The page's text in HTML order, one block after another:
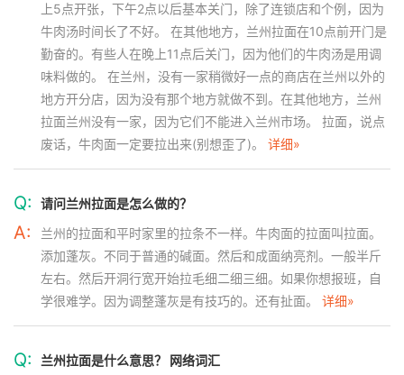
上5点开张，下午2点以后基本关门，除了连锁店和个例，因为
牛肉汤时间长了不好。 在其他地方，兰州拉面在10点前开门是
勤奋的。有些人在晚上11点后关门，因为他们的牛肉汤是用调
味料做的。 在兰州，没有一家稍微好一点的商店在兰州以外的
地方开分店，因为没有那个地方就做不到。在其他地方，兰州
拉面兰州没有一家，因为它们不能进入兰州市场。 拉面，说点
废话，牛肉面一定要拉出来(别想歪了)。 详细»
Q: 请问兰州拉面是怎么做的？
A:
兰州的拉面和平时家里的拉条不一样。牛肉面的拉面叫拉面。
添加蓬灰。不同于普通的碱面。然后和成面纳亮剂。一般半斤
左右。然后开洞行宽开始拉毛细二细三细。如果你想报班，自
学很难学。因为调整蓬灰是有技巧的。还有扯面。 详细»
Q: 兰州拉面是什么意思？ 网络词汇